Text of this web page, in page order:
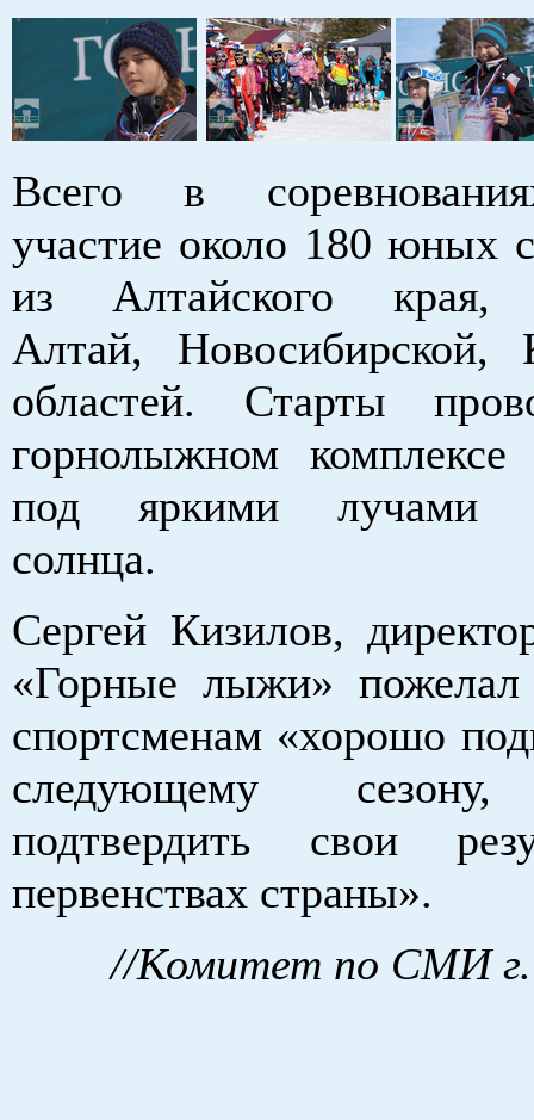
Всего в
участие около 180 юных
из Алтайского края,
Алтай, Новосибирской,
областей. Старты
горнолыжном комплексе
под яркими лучами
солнца.
Сергей Кизилов,
«Горные лыжи»
спортсменам «хорошо
следующему сезону,
подтвердить свои
первенствах страны».
//Комитет по СМИ г.